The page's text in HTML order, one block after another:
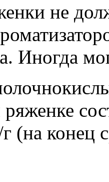
не
Иногда
ряженке
(на конец